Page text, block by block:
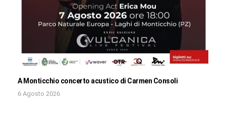
A Monticchio concerto acustico di Carmen Consoli
6 Agosto 2026